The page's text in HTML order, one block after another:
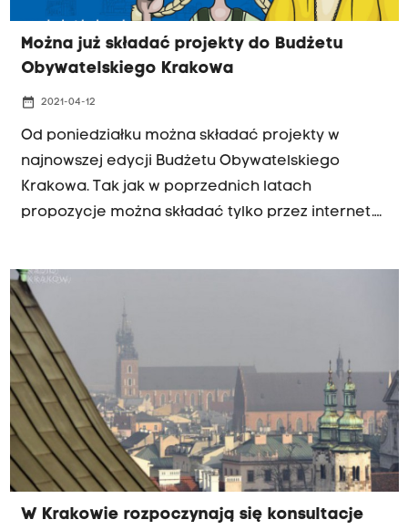
Można już składać projekty do Budżetu
Obywatelskiego Krakowa
date_range 2021-04-12
Od poniedziałku można składać projekty w
najnowszej edycji Budżetu Obywatelskiego
Krakowa. Tak jak w poprzednich latach
propozycje można składać tylko przez internet.
W Krakowie rozpoczynają się konsultacje